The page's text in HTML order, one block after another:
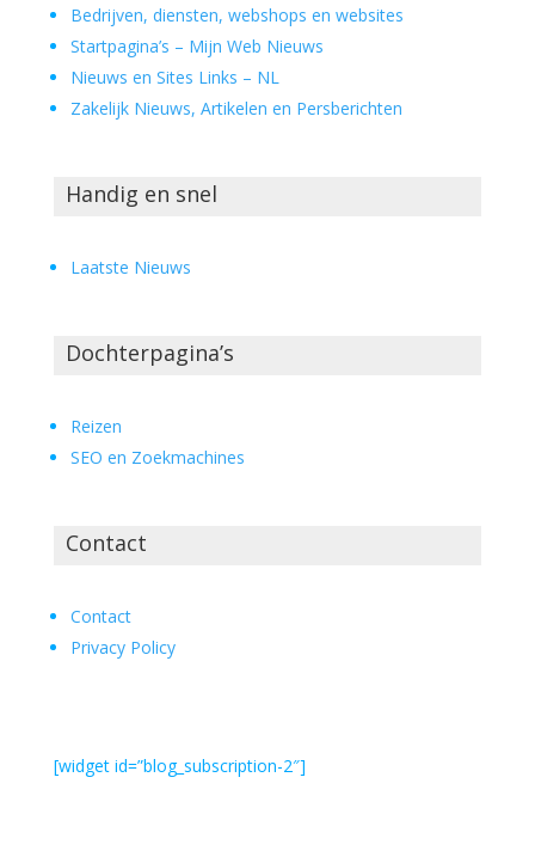
Bedrijven, diensten, webshops en websites
Startpagina’s – Mijn Web Nieuws
Nieuws en Sites Links – NL
Zakelijk Nieuws, Artikelen en Persberichten
Handig en snel
Laatste Nieuws
Dochterpagina’s
Reizen
SEO en Zoekmachines
Contact
Contact
Privacy Policy
[widget id=”blog_subscription-2″]